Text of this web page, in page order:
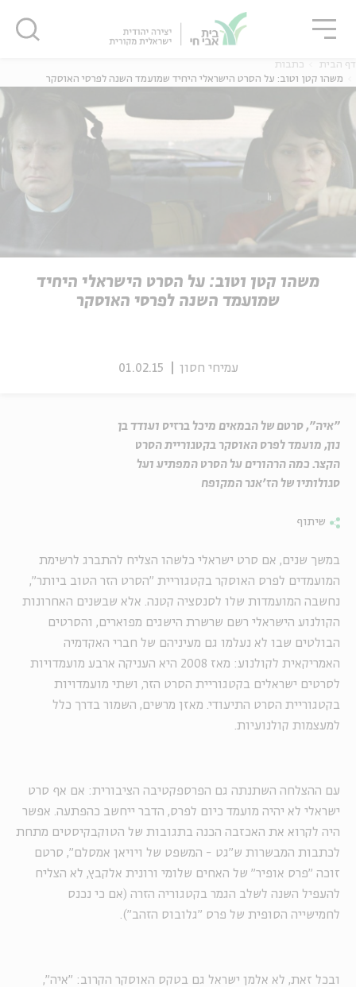
דף הבית
כתבות
משהו קטן וטוב: על הסרט הישראלי היחיד שמועמד השנה לפרסי האוסקר
משהו קטן וטוב: על הסרט הישראלי היחיד
שמועמד השנה לפרסי האוסקר
עמיחי חסון 01.02.15
"איה", סרטם של הבמאים מיכל ברזיס ועודד בן
נון, מועמד לפרס האוסקר בקטגוריית הסרט
הקצר. כמה הרהורים על הסרט המפתיע ועל
סגולותיו של הז'אנר המקופח
שיתוף
במשך שנים, אם סרט ישראלי כלשהו הצליח להתברג לרשימת
המועמדים לפרס האוסקר בקטגוריית "הסרט הזר הטוב ביותר",
נחשבה המועמדות שלו לסנסציה קטנה. אלא שבשנים האחרונות
הקולנוע הישראלי רשם שרשרת הישגים מפוארים, והסרטים
הבולטים שבו לא נעלמו גם מעיניהם של חברי האקדמיה
האמריקאית לקולנוע: מאז 2008 היא העניקה ארבע מועמדויות
לסרטים ישראלים בקטגוריית הסרט הזר, ושתי מועמדויות
בקטגוריית הסרט התיעודי. מאזן מרשים, השמור בדרך כלל
למעצמות קולנועיות.
עם ההצלחה השתנתה גם הפרספקטיבה הציבורית: אם אף סרט
ישראלי לא יהיה מועמד כיום לפרס, הדבר ייחשב כהפתעה. אפשר
היה לקרוא את האכזבה הכנה בתגובות של הטוקבקיסטים מתחת
לכתבות המבשרות ש"גט - המשפט של ויויאן אמסלם", סרטם
זוכה "פרס אופיר" של האחים שלומי ורונית אלקבץ, לא הצליח
להעפיל השנה לשלב הגמר בקטגוריה הזרה (אם כי נכנס
לחמישייה הסופית של פרס "גלובוס הזהב").
ובכל זאת, לא אלמן ישראל גם בטקס האוסקר הקרוב: "איה",
סגור